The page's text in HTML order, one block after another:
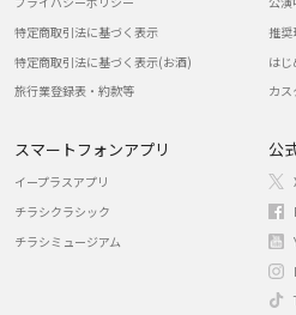
特定商取引法に基づく表示
特定商取引法に基づく表示(お酒)
旅行業登録表・約款等
推奨
はじ
カ
スマートフォンアプリ
イープラスアプリ
チラシクラシック
チラシミュージアム
公